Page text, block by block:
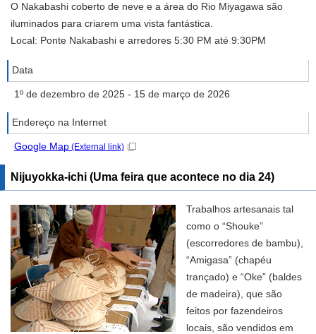
O Nakabashi coberto de neve e a área do Rio Miyagawa são
iluminados para criarem uma vista fantástica.
Local: Ponte Nakabashi e arredores 5:30 PM até 9:30PM
Data
1º de dezembro de 2025 - 15 de março de 2026
Endereço na Internet
Google Map (External link)
Nijuyokka-ichi (Uma feira que acontece no dia 24)
Trabalhos artesanais tal
como o “Shouke”
(escorredores de bambu),
“Amigasa” (chapéu
trançado) e “Oke” (baldes
de madeira), que são
feitos por fazendeiros
locais, são vendidos em